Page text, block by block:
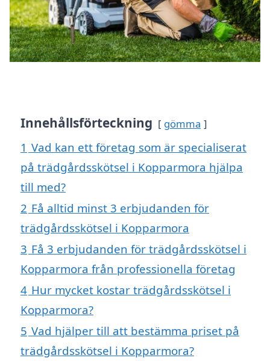
Innehållsförteckning gömma
1 Vad kan ett företag som är specialiserat
på trädgårdsskötsel i Kopparmora hjälpa
till med?
2 Få alltid minst 3 erbjudanden för
trädgårdsskötsel i Kopparmora
3 Få 3 erbjudanden för trädgårdsskötsel i
Kopparmora från professionella företag
4 Hur mycket kostar trädgårdsskötsel i
Kopparmora?
5 Vad hjälper till att bestämma priset på
trädgårdsskötsel i Kopparmora?